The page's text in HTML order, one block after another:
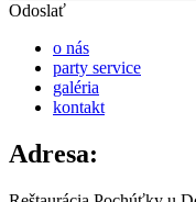
Odoslať
o nás
party service
galéria
kontakt
Adresa: